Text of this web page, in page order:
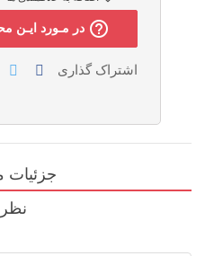
help_outline در مـورد ایـن
اشتراک گذاری